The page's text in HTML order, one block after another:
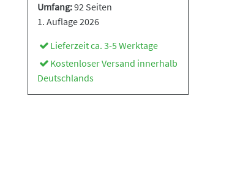
Umfang:92 Seiten
1. Auflage 2026
Lieferzeit ca. 3-5 Werktage
Kostenloser Versand innerhalb
Deutschlands